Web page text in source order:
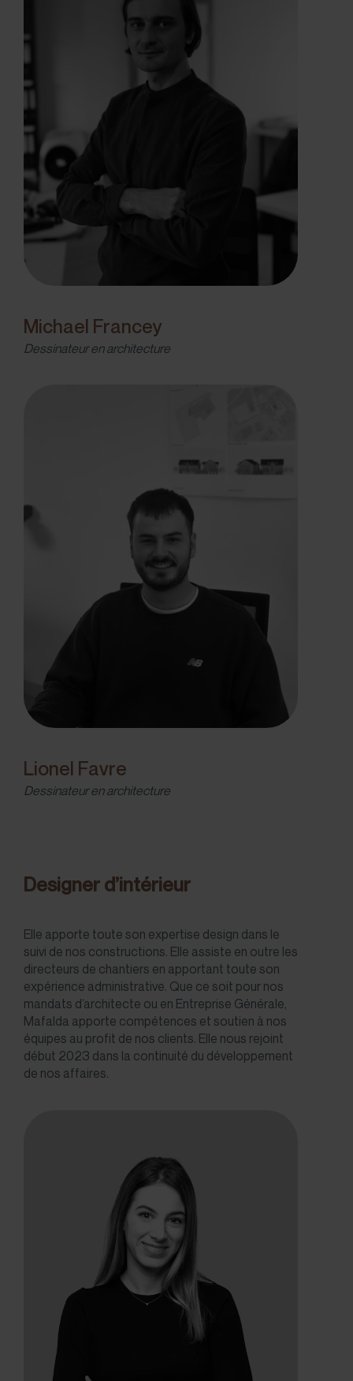
Michael Francey
Dessinateur en architecture
Lionel Favre
Dessinateur en architecture
Designer d’intérieur
Elle apporte toute son expertise design dans le
suivi de nos constructions. Elle assiste en outre les
directeurs de chantiers en apportant toute son
expérience administrative. Que ce soit pour nos
mandats d’architecte ou en Entreprise Générale,
Mafalda apporte compétences et soutien à nos
équipes au profit de nos clients. Elle nous rejoint
début 2023 dans la continuité du développement
de nos affaires.